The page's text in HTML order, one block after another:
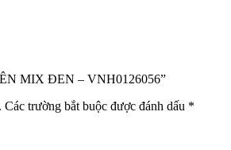
MIX ĐEN – VNH0126056”
Các trường bắt buộc được đánh dấu *